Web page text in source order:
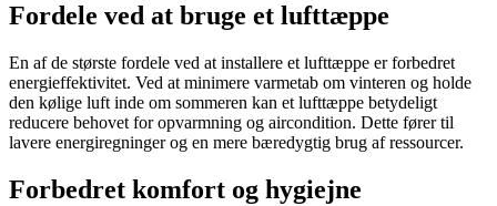
Fordele ved at bruge et lufttæppe
En af de største fordele ved at installere et lufttæppe er forbedret
energieffektivitet. Ved at minimere varmetab om vinteren og holde
den kølige luft inde om sommeren kan et lufttæppe betydeligt
reducere behovet for opvarmning og aircondition. Dette fører til
lavere energiregninger og en mere bæredygtig brug af ressourcer.
Forbedret komfort og hygiejne